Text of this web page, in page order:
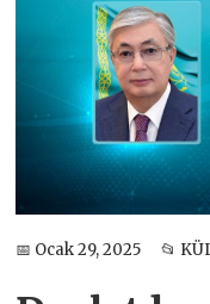
📅 Ocak 29, 2025 📂